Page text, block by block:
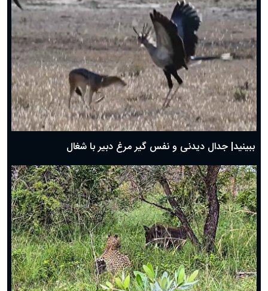
دعای روز ششم ماه رمضان؛ ۵ اسفند ۱۴۰۴
دعای روز پنجم ماه رمضان؛ ۴ اسفند ۱۴۰۴
دعای روز چهارم ماه مبارک رمضان؛ ۳ اسفند ۱۴۰۴
دعای روز سوم ماه مبارک رمضان؛ ۱۴ اسفند ۱۴۰۴
دعای روز دوم ماه مبارک رمضان ۱ اسفند ماه ۱۴۰۴
دعای روز اول ماه مبارک رمضان، ۳۰ بهمن ۱۴۰۴
حضرت زینب(س) چگونه از دنیا رفت؟
بهترین پیامک تبریک روز پدر ۱۴۰۴؛ جملات زیبا و صمیمانه
ببینید| جدال دیدنی و نفس گیر مرغ دبیر با شغال